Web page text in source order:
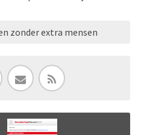
zonder extra mensen